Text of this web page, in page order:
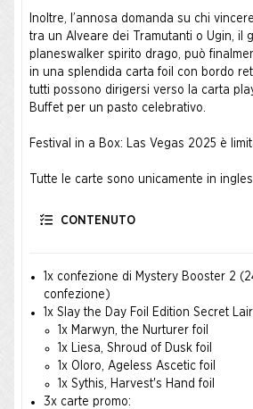
Inoltre, l’annosa domanda su chi
tra un Alveare dei Tramutanti o Ugin, il
planeswalker spirito drago, può
in una splendida carta foil con bordo
tutti possono dirigersi verso la carta
Buffet per un pasto celebrativo.
Festival in a Box: Las Vegas 2025 è
Tutte le carte sono unicamente in
CONTENUTO
1x confezione di Mystery Booster 2
confezione)
1x Slay the Day Foil Edition Secret
1x Marwyn, the Nurturer foil
1x Liesa, Shroud of Dusk foil
1x Oloro, Ageless Ascetic foil
1x Sythis, Harvest's Hand foil
3x carte promo: